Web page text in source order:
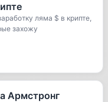
ляма $ в крипте,
захожу
Армстронг